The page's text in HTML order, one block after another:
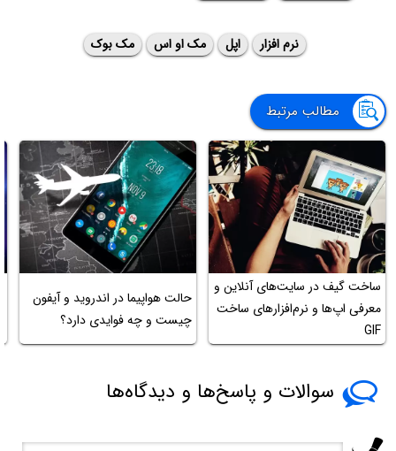
نرم افزار اپل مک او اس مک بوک
مطالب مرتبط
ساخت گیف در سایت‌های آنلاین و
معرفی اپ‌ها و نرم‌افزارهای ساخت
GIF
حالت هواپیما در اندروید و آیفون
چیست و چه فوایدی دارد؟
سوالات و پاسخ‌ها و دیدگاه‌ها